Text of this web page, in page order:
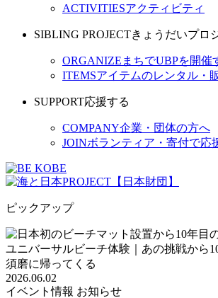
ACTIVITIESアクティビティ
SIBLING PROJECTきょうだいプロ
ORGANIZE まちでUBPを開催
ITEMSアイテムのレンタル・
SUPPORT応援する
COMPANY企業・団体の方へ
JOINボランティア・寄付で応
ピックアップ
2026.06.02
イベント情報 お知らせ